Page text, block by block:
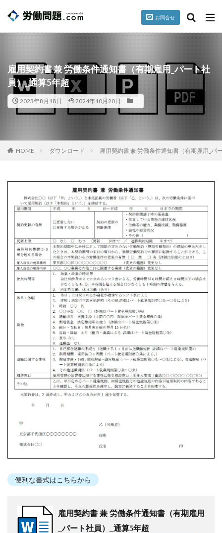
お問合せ
雇用契約書 兼 労働条件通知書（有期雇用_パート社
員）_通算5年超
2023年8月18日 2024年10月20日
HOME ダウンロード 雇用契約書 兼 労働条件通知書（有期雇用_パ
便利な書式はこちらから
雇用契約書 兼 労働条件通知書（有期雇用
_パート社員）_通算5年超
台風 就業規則 パワハラ セクハラ 誓約書
カテゴリー
タグ
懲戒 掲載情報 暴行、脅迫
検索